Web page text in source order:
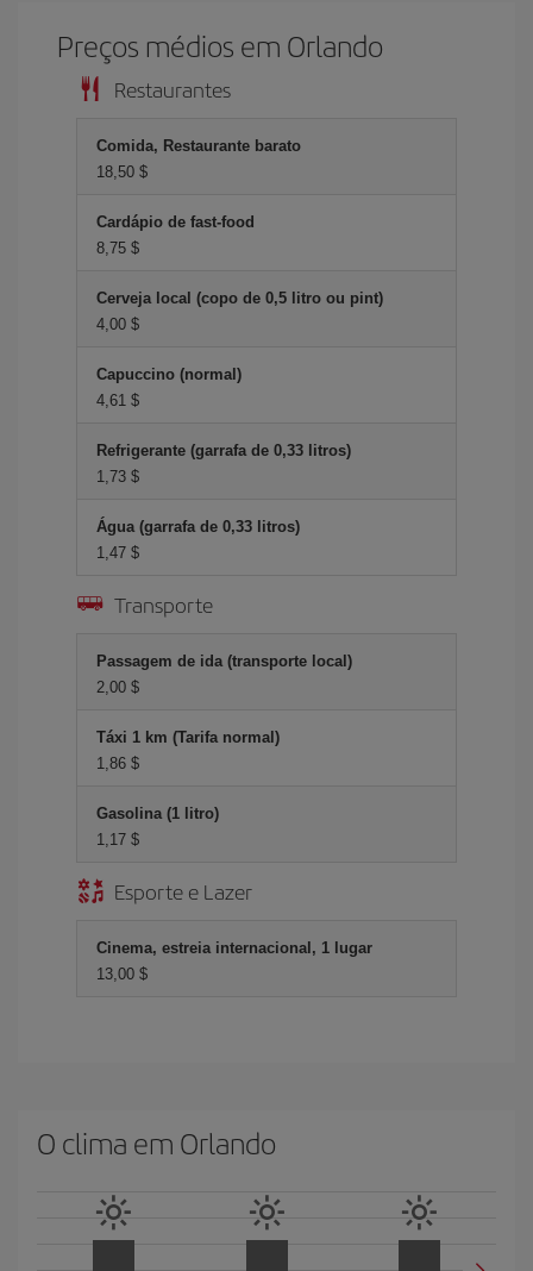
Preços médios em Orlando
Restaurantes
Comida, Restaurante barato
18,50 $
Cardápio de fast-food
8,75 $
Cerveja local (copo de 0,5 litro ou pint)
4,00 $
Capuccino (normal)
4,61 $
Refrigerante (garrafa de 0,33 litros)
1,73 $
Água (garrafa de 0,33 litros)
1,47 $
Transporte
Passagem de ida (transporte local)
2,00 $
Táxi 1 km (Tarifa normal)
1,86 $
Gasolina (1 litro)
1,17 $
Esporte e Lazer
Cinema, estreia internacional, 1 lugar
13,00 $
O clima em Orlando